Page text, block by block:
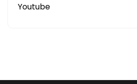
Youtube